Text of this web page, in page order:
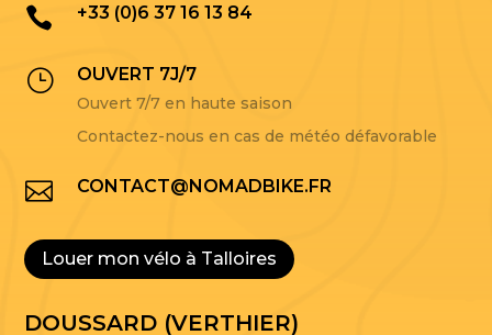
 +33 (0)6 37 16 13 84
} OUVERT 7J/7
Ouvert 7/7 en haute saison
Contactez-nous en cas de météo défavorable
 CONTACT@NOMADBIKE.FR
Louer mon vélo à Talloires
DOUSSARD (VERTHIER)